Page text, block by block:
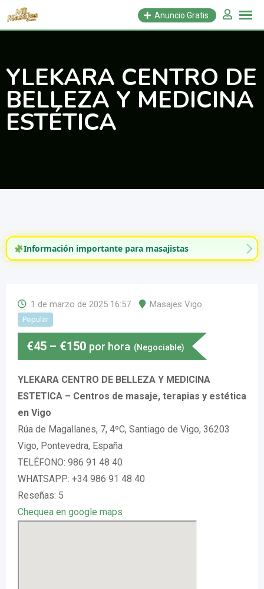
Saltar
Anuncio Gratis
YLEKARA CENTRO DE
BELLEZA Y MEDICINA
ESTÉTICA
Información importante para masajistas
1 de marzo de 2025 16:57 Masajes Vigo
Popular
€45 – €150 por hora (Negociable)
YLEKARA CENTRO DE BELLEZA Y MEDICINA
ESTETICA – Centros de masaje, terapias y estética
en Vigo
Rúa de Magallanes, 7, 4ºC, Santiago de Vigo, 36203
Vigo, Pontevedra, España
TELÉFONO: 986 91 48 40
WHATSAPP: +34 986 91 48 40
Reseñas: 5
Chequea en google maps